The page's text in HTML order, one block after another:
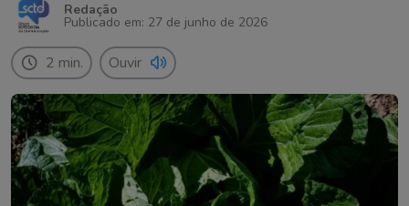
Redação
Publicado em: 27 de junho de 2026
2 min. Ouvir